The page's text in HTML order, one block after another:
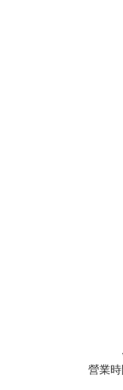
營業